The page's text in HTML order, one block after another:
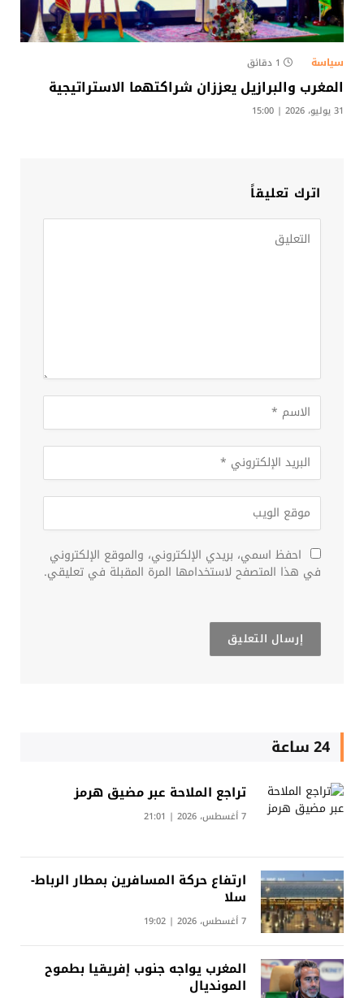
سياسة 1 دقائق
المغرب والبرازيل يعززان شراكتهما الاستراتيجية
31 يوليو، 2026 | 15:00
اترك تعليقاً
احفظ اسمي، بريدي الإلكتروني، والموقع الإلكتروني
في هذا المتصفح لاستخدامها المرة المقبلة في تعليقي.
24 ساعة
تراجع الملاحة عبر مضيق هرمز
7 أغسطس، 2026 | 21:01
ارتفاع حركة المسافرين بمطار الرباط-
سلا
7 أغسطس، 2026 | 19:02
المغرب يواجه جنوب إفريقيا بطموح
المونديال